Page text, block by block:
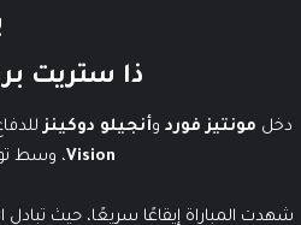
ذا ستريت
دخل مونتيز فورد وأنجيلو دوكينز
Vision، وسط
شهدت المباراة إيقاعًا سريعًا، حيث تبادل